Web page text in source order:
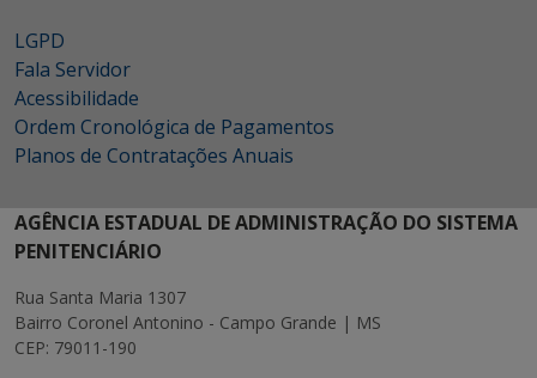
LGPD
Fala Servidor
Acessibilidade
Ordem Cronológica de Pagamentos
Planos de Contratações Anuais
AGÊNCIA ESTADUAL DE ADMINISTRAÇÃO DO SISTEMA
PENITENCIÁRIO
Rua Santa Maria 1307
Bairro Coronel Antonino - Campo Grande | MS
CEP: 79011-190